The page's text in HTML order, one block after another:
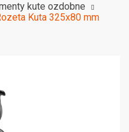
kute ozdobne
Kuta 325x80 mm